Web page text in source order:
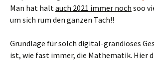
Man hat haltauch 2021 immer noch soo
um sich rum den ganzen Tach!!
Grundlage für solch digital-grandioses
ist, wie fast immer, die Mathematik. Hier